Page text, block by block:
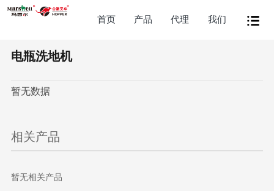
首页 产品 代理 我们
电瓶洗地机
暂无数据
相关产品
暂无相关产品